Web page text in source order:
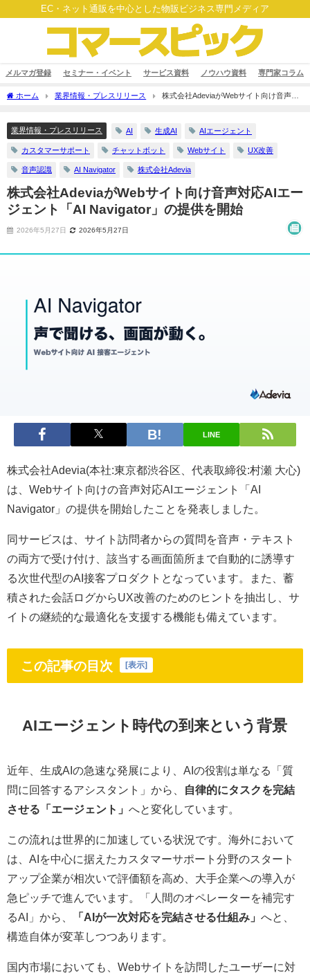
EC・ネット通販を中心とした物販ビジネス専門メディア
メルマガ登録 セミナー・イベント サービス資料 ノウハウ資料 専門家コラム
ホーム 業界情報・プレスリリース
株式会社AdeviaがWebサイト向け音声対
業界情報・プレスリリース AI 生成AI AIエージェント
カスタマーサポート チャットボット Webサイト UX改善
音声認識 AI Navigator 株式会社Adevia
株式会社AdeviaがWebサイト向け音声対応AIエー
ジェント「AI Navigator」の提供を開始
2026年5月27日 2026年5月27日
LINE
株式会社Adevia(本社:東京都渋谷区、代表取締役:村瀬 大心)
は、Webサイト向けの音声対応AIエージェント「AI
Navigator」の提供を開始したことを発表しました。
同サービスは、サイト訪問者からの質問を音声・テキスト
の両方で受け付け、該当する画面箇所まで自動的に誘導す
る次世代型のAI接客プロダクトとなっています。また、蓄
積された会話ログからUX改善のためのヒントを抽出し、サ
イトの継続的な最適化を支援する機能も備えています。
この記事の目次 [表示]
AIエージェント時代の到来という背景
近年、生成AIの急速な発展により、AIの役割は単なる「質
問に回答するアシスタント」から、
自律的にタスクを完結
させる「エージェント」 へと変化しています。
この流れは世界的に加速している状況です。海外において
は、AIを中心に据えたカスタマーサポート分野のスタート
アップ企業が相次いで評価額を高め、大手企業への導入が
急ピッチで進んでいます。「人間のオペレーターを補完す
るAI」から、
「AIが一次対応を完結させる仕組み」 へと、
構造自体が変革しつつあります。
国内市場においても、Webサイトを訪問したユーザーに対